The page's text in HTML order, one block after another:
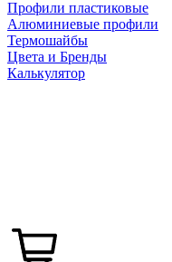
Профили пластиковые
Алюминиевые профили
Термошайбы
Цвета и Бренды
Калькулятор